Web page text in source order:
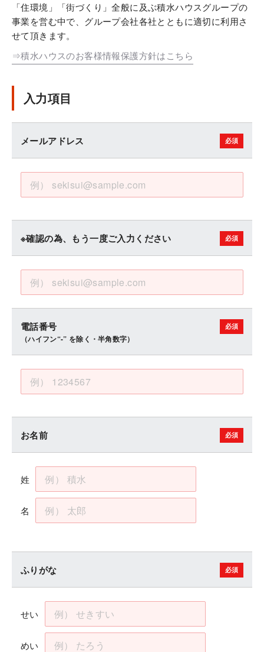
「住環境」「街づくり」全般に及ぶ積水ハウスグループの
事業を営む中で、グループ会社各社とともに適切に利用さ
せて頂きます。
⇒積水ハウスのお客様情報保護方針はこちら
入力項目
メールアドレス
※確認の為、もう一度ご入力ください
電話番号
（ハイフン“-” を除く・半角数字）
お名前
姓
名
ふりがな
せい
めい